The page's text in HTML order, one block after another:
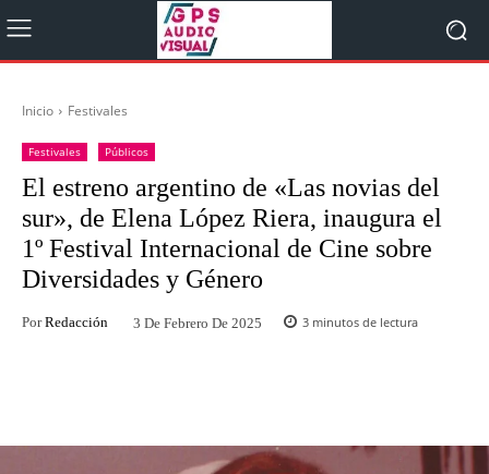
Inicio Festivales
Festivales Públicos
El estreno argentino de «Las novias del
sur», de Elena López Riera, inaugura el
1º Festival Internacional de Cine sobre
Diversidades y Género
Por Redacción 3 De Febrero De 2025 3 minutos de lectura